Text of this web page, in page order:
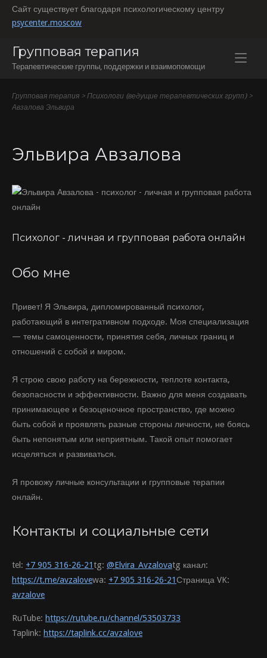
Перейти
Сайт существует благодаря психологическому центру
psycenter.moscow
Групповая терапия
Терапевтические группы, поддержки и взаимопомощи
Групповая терапия > Психологи (ведущие терапевтических групп)>
Авзалова Эльвира
Эльвира Авзалова
Психолог - личная и групповая работа онлайн
Обо мне
Привет! Я Эльвира, дипломированный психолог,
работающий в интегративном подходе. Моя специализация
— темы самоценности, принятия себя, личных границ и
отношений с собой и миром.
Я строю свою работу на бережности, теплоте контакта,
безопасности и эффективности. Важно для меня создавать
принимающее и безоценочное пространство, где можно
быть собой и проявлять разные стороны личности, не боясь
быть непонятым или неприятным. Такой опыт помогает
исцеляться и развиваться.
Я провожу личные консультации и групповые терапии
онлайн.
Контакты и социальные сети
tel: +7 905 316-26-21tg: @Elvira_Avzalovatg канал:
https://t.me/avzalovewa: +7 905 316-26-21Страница VK:
avzalove
RuTube: https://rutube.ru/channel/53503733
Taplink: https://taplink.cc/avzalove